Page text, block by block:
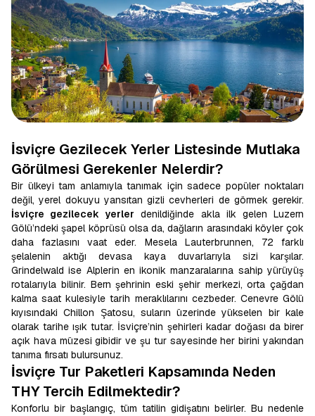
İsviçre Gezilecek Yerler Listesinde Mutlaka
Görülmesi Gerekenler Nelerdir?
Bir ülkeyi tam anlamıyla tanımak için sadece popüler noktaları
değil, yerel dokuyu yansıtan gizli cevherleri de görmek gerekir.
İsviçre gezilecek yerler denildiğinde akla ilk gelen Luzern
Gölü’ndeki şapel köprüsü olsa da, dağların arasındaki köyler çok
daha fazlasını vaat eder. Mesela Lauterbrunnen, 72 farklı
şelalenin aktığı devasa kaya duvarlarıyla sizi karşılar.
Grindelwald ise Alplerin en ikonik manzaralarına sahip yürüyüş
rotalarıyla bilinir. Bern şehrinin eski şehir merkezi, orta çağdan
kalma saat kulesiyle tarih meraklılarını cezbeder. Cenevre Gölü
kıyısındaki Chillon Şatosu, suların üzerinde yükselen bir kale
olarak tarihe ışık tutar. İsviçre’nin şehirleri kadar doğası da birer
açık hava müzesi gibidir ve şu tur sayesinde her birini yakından
tanıma fırsatı bulursunuz.
İsviçre Tur Paketleri Kapsamında Neden
THY Tercih Edilmektedir?
Konforlu bir başlangıç, tüm tatilin gidişatını belirler. Bu nedenle